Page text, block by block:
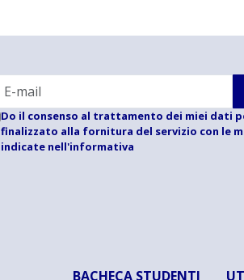
Do il consenso al trattamento dei miei dati
finalizzato alla fornitura del servizio con le
indicate nell'informativa
BACHECA STUDENTI